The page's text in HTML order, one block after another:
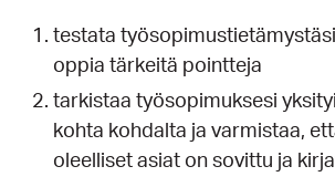
testata
oppia tärkeitä pointteja
tarkistaa työsopimuksesi
kohta kohdalta ja varmistaa,
oleelliset asiat on sovittu ja